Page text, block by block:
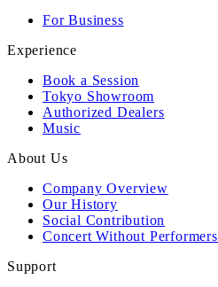
For Business
Experience
Book a Session
Tokyo Showroom
Authorized Dealers
Music
About Us
Company Overview
Our History
Social Contribution
Concert Without Performers
Support